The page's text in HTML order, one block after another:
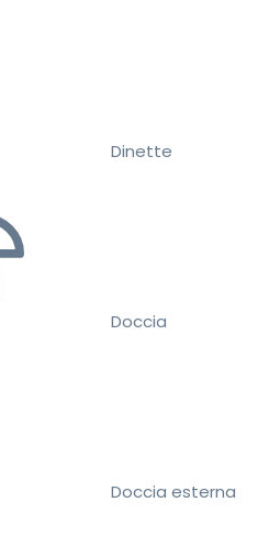
Dinette
Doccia
Doccia esterna